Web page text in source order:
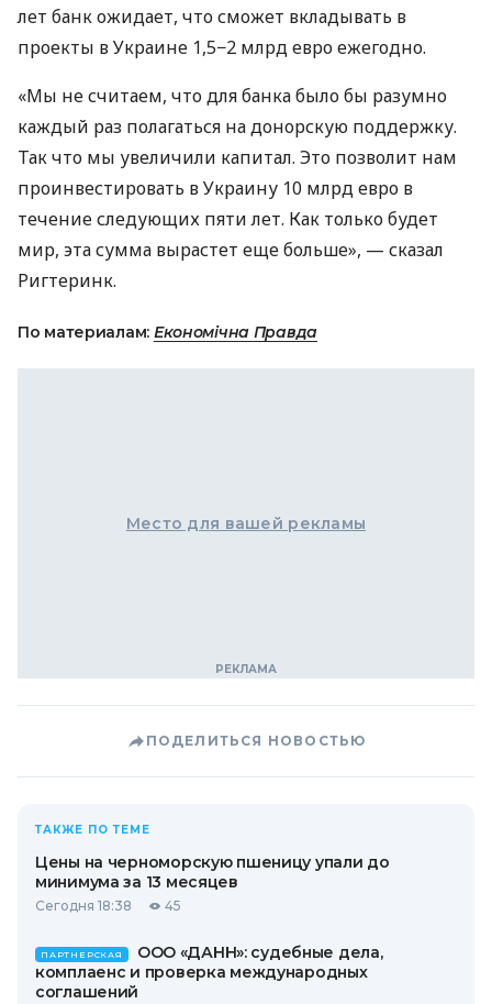
лет банк ожидает, что сможет вкладывать в
проекты в Украине 1,5−2 млрд евро ежегодно.
«Мы не считаем, что для банка было бы разумно
каждый раз полагаться на донорскую поддержку.
Так что мы увеличили капитал. Это позволит нам
проинвестировать в Украину 10 млрд евро в
течение следующих пяти лет. Как только будет
мир, эта сумма вырастет еще больше», — сказал
Ригтеринк.
По материалам: Економічна Правда
Место для вашей рекламы
ПОДЕЛИТЬСЯ НОВОСТЬЮ
ТАКЖЕ ПО ТЕМЕ
Цены на черноморскую пшеницу упали до
минимума за 13 месяцев
Сегодня 18:38 45
ПАРТНЕРСКАЯ
ООО «ДАНН»: судебные дела,
комплаенс и проверка международных
соглашений